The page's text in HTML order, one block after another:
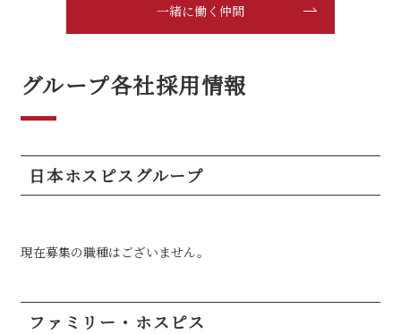
一緒に働く仲間
グループ各社採用情報
日本ホスピスグループ
現在募集の職種はございません。
ファミリー・ホスピス